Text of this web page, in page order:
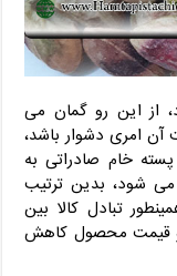
از این رو گمان می
آن امری دشوار باشد،
خام صادراتی به
می شود، بدین ترتیب
تبادل کالا بین
و قیمت محصول کاهش